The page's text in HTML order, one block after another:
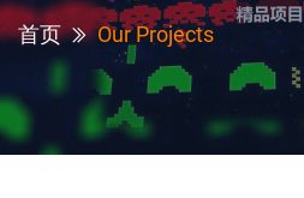
首页 Our Projects